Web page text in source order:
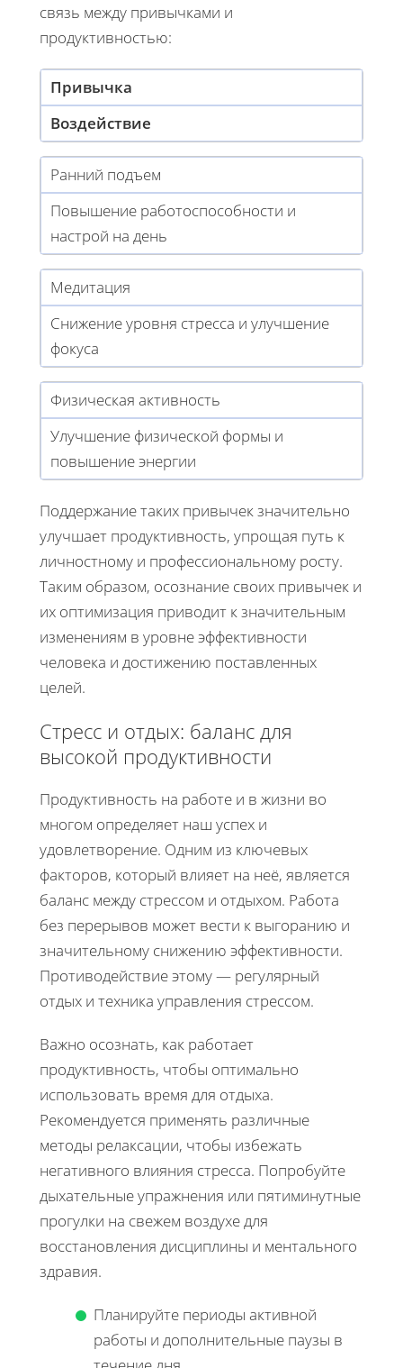
связь между привычками и
продуктивностью:
Привычка
Воздействие
Ранний подъем
Повышение работоспособности и
настрой на день
Медитация
Снижение уровня стресса и улучшение
фокуса
Физическая активность
Улучшение физической формы и
повышение энергии
Поддержание таких привычек значительно
улучшает продуктивность, упрощая путь к
личностному и профессиональному росту.
Таким образом, осознание своих привычек и
их оптимизация приводит к значительным
изменениям в уровне эффективности
человека и достижению поставленных
целей.
Стресс и отдых: баланс для
высокой продуктивности
Продуктивность на работе и в жизни во
многом определяет наш успех и
удовлетворение. Одним из ключевых
факторов, который влияет на неё, является
баланс между стрессом и отдыхом. Работа
без перерывов может вести к выгоранию и
значительному снижению эффективности.
Противодействие этому — регулярный
отдых и техника управления стрессом.
Важно осознать, как работает
продуктивность, чтобы оптимально
использовать время для отдыха.
Рекомендуется применять различные
методы релаксации, чтобы избежать
негативного влияния стресса. Попробуйте
дыхательные упражнения или пятиминутные
прогулки на свежем воздухе для
восстановления дисциплины и ментального
здравия.
Планируйте периоды активной
работы и дополнительные паузы в